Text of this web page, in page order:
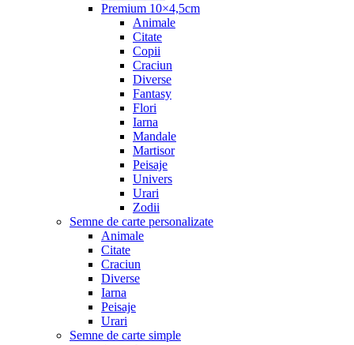
Premium 10×4,5cm
Animale
Citate
Copii
Craciun
Diverse
Fantasy
Flori
Iarna
Mandale
Martisor
Peisaje
Univers
Urari
Zodii
Semne de carte personalizate
Animale
Citate
Craciun
Diverse
Iarna
Peisaje
Urari
Semne de carte simple